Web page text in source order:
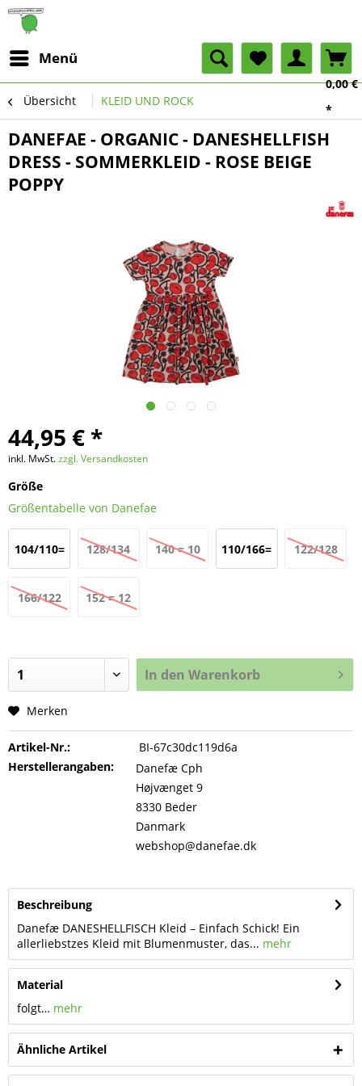
Menü
0,00 €
*
Übersicht KLEID UND ROCK
DANEFAE - ORGANIC - DANESHELLFISH
DRESS - SOMMERKLEID - ROSE BEIGE
POPPY
44,95 € *
inkl. MwSt.zzgl. Versandkosten
Größe
Größentabelle von Danefae
104/110= 128/134 140 = 10 110/166= 122/128
166/122
152 = 12
In den Warenkorb
Merken
Artikel-Nr.:
BI-67c30dc119d6a
Herstellerangaben:
Danefæ Cph
Højvænget 9
8330 Beder
Danmark
webshop@danefae.dk
Beschreibung
Danefæ DANESHELLFISCH Kleid – Einfach Schick! Ein
allerliebstzes Kleid mit Blumenmuster, das... mehr
Material
folgt… mehr
Ähnliche Artikel